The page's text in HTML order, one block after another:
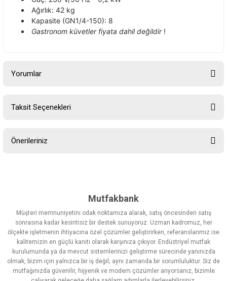
Ağırlık: 42 kg
Kapasite (GN1/4-150): 8
Gastronom küvetler fiyata dahil değildir!
Yorumlar
Taksit Seçenekleri
Önerileriniz
Görüş ve önerileriniz için teşekkür ederiz.
Ürün resmi kalitesiz, bozuk veya görüntülenemiyor.
Ürün açıklamasında eksik bilgiler bulunuyor.
Ürün bilgilerinde hatalar bulunuyor.
Ürün fiyatı diğer sitelerden daha pahalı.
Bu ürüne benzer farklı alternatifler olmalı.
Mutfakbank
Müşteri memnuniyetini odak noktamıza alarak, satış öncesinden satış
sonrasına kadar kesintisiz bir destek sunuyoruz. Uzman kadromuz, her
ölçekte işletmenin ihtiyacına özel çözümler geliştirirken, referanslarımız ise
kalitemizin en güçlü kanıtı olarak karşınıza çıkıyor. Endüstriyel mutfak
kurulumunda ya da mevcut sistemlerinizi geliştirme sürecinde yanınızda
olmak, bizim için yalnızca bir iş değil; aynı zamanda bir sorumluluktur. Siz de
mutfağınızda güvenilir, hijyenik ve modern çözümler arıyorsanız, bizimle